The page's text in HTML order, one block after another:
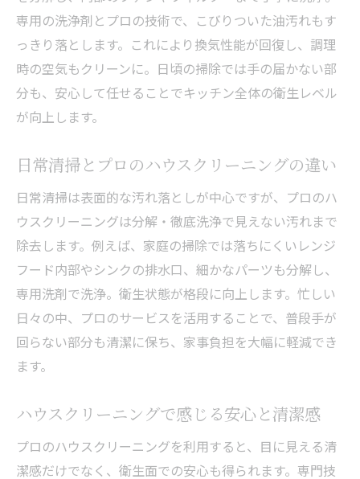
専用の洗浄剤とプロの技術で、こびりついた油汚れもす
っきり落とします。これにより換気性能が回復し、調理
時の空気もクリーンに。日頃の掃除では手の届かない部
分も、安心して任せることでキッチン全体の衛生レベル
が向上します。
日常清掃とプロのハウスクリーニングの違い
日常清掃は表面的な汚れ落としが中心ですが、プロのハ
ウスクリーニングは分解・徹底洗浄で見えない汚れまで
除去します。例えば、家庭の掃除では落ちにくいレンジ
フード内部やシンクの排水口、細かなパーツも分解し、
専用洗剤で洗浄。衛生状態が格段に向上します。忙しい
日々の中、プロのサービスを活用することで、普段手が
回らない部分も清潔に保ち、家事負担を大幅に軽減でき
ます。
ハウスクリーニングで感じる安心と清潔感
プロのハウスクリーニングを利用すると、目に見える清
潔感だけでなく、衛生面での安心も得られます。専門技